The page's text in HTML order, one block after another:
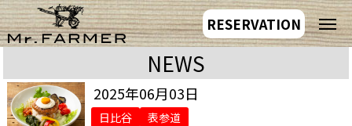
RESERVATION
NEWS
2025年06月03日
日比谷 表参道